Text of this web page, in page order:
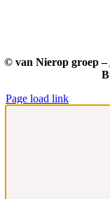
© van Nierop groep –
Page load link
Ga